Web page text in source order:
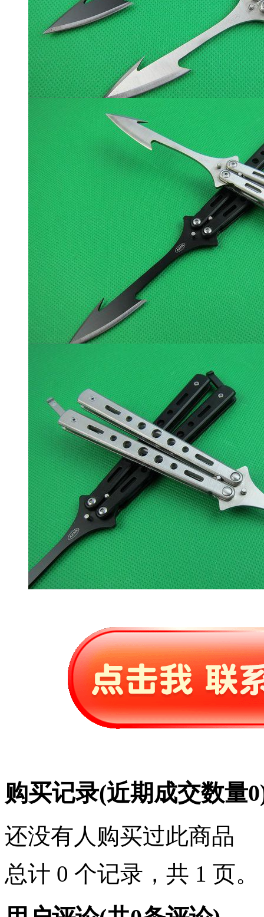
购买记录(近期成交数量0
还没有人购买过此商品
总计 0 个记录，共 1 页。